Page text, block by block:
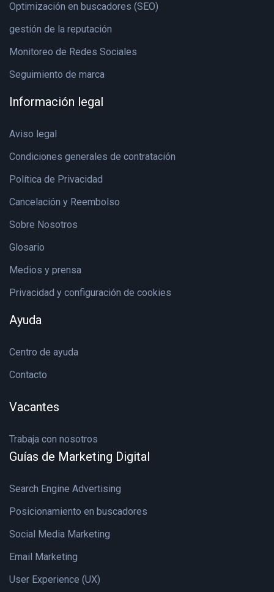
Optimización en buscadores (SEO)
gestión de la reputación
Monitoreo de Redes Sociales
Seguimiento de marca
Información legal
Aviso legal
Condiciones generales de contratación
Política de Privacidad
Cancelación y Reembolso
Sobre Nosotros
Glosario
Medios y prensa
Privacidad y configuración de cookies
Ayuda
Centro de ayuda
Contacto
Vacantes
Trabaja con nosotros
Guías de Marketing Digital
Search Engine Advertising
Posicionamiento en buscadores
Social Media Marketing
Email Marketing
User Experience (UX)